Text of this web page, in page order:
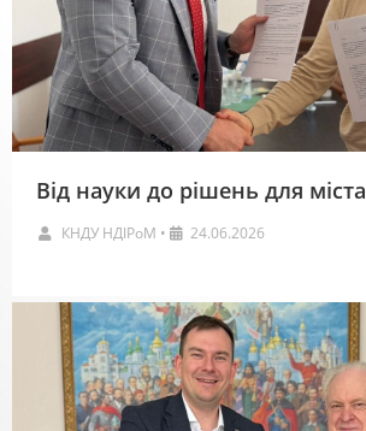
Від науки до рішень для міста
КНДУ НДІРоМ • 24.06.2026